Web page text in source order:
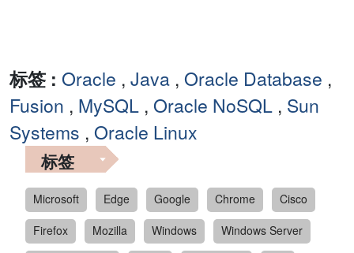
标签 : Oracle , Java , Oracle Database ,
Fusion , MySQL , Oracle NoSQL , Sun
Systems , Oracle Linux
标签
Microsoft Edge Google Chrome
Cisco
Firefox
Mozilla Windows
Windows Server